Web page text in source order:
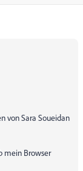
von Sara Soueidan
mein Browser